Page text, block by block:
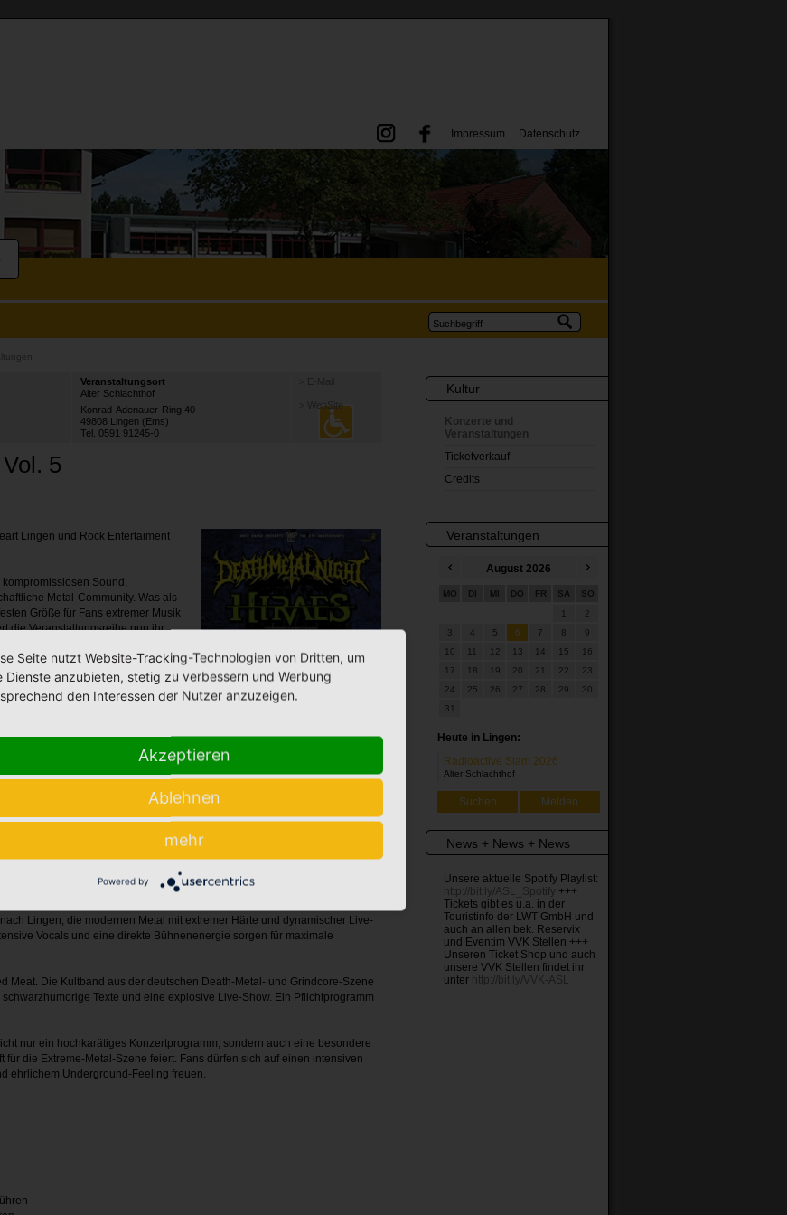
Datenschutz
Impressum
Veranstaltungsort
Alter Schlachthof
Konrad-Adenauer-Ring 40
49808 Lingen (Ems)
Tel. 0591 91245-0
> WebSite
5
Lingen und Rock Entertaiment
Sound,
Metal-Community. Was als
Größe für Fans extremer Musik
die Veranstaltungsreihe nun ihr
starkes Line-up auf die
ein Abend voller harter Riffs,
Bands aus unterschiedlichen
dabei für ein
sich in den vergangenen
Sound, starken Hooks und
erspielt. Mit Mitgliedern aus der
Frontfrau verbinden Hiraes Härte und Melodie auf beeindruckende
Formation steht für kompromisslosen Death- und Thrash-Metal im Old-
und rohe Energie machen ihre Shows zu einem echten Erlebnis für
Lingen, die modernen Metal mit extremer Härte und dynamischer Live-
Vocals und eine direkte Bühnenenergie sorgen für maximale
Meat. Die Kultband aus der deutschen Death-Metal- und Grindcore-Szene
Texte und eine explosive Live-Show. Ein Pflichtprogramm
nur ein hochkarätiges Konzertprogramm, sondern auch eine besondere
die Extreme-Metal-Szene feiert. Fans dürfen sich auf einen intensiven
ehrlichem Underground-Feeling freuen.
Kultur
Konzerte und
Veranstaltungen
Ticketverkauf
Credits
Veranstaltungen
August 2026
MO DI MI DO FR SA
SO
1
2
3
4 5 6 7 8
9
10
11 12 13 14 15
16
17
18 19 20 21 22
23
24
25 26 27 28 29
30
31
Heute in Lingen:
Radioactive Slam 2026
Alter Schlachthof
Suchen Melden
News + News + News
Unsere aktuelle Spotify Playlist:
http://bit.ly/ASL_Spotify +++
Tickets gibt es u.a. in der
Touristinfo der LWT GmbH und
auch an allen bek. Reservix
und Eventim VVK Stellen +++
Unseren Ticket Shop und auch
unsere VVK Stellen findet ihr
unter http://bit.ly/VVK-ASL
Seite nutzt Website-Tracking-Technologien von Dritten, um
Dienste anzubieten, stetig zu verbessern und Werbung
den Interessen der Nutzer anzuzeigen.
Akzeptieren
Ablehnen
mehr
Powered by